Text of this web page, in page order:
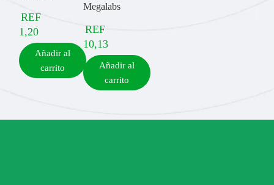
REF
1,20
Añadir al
carrito
Megalabs
REF
10,13
Añadir al
carrito